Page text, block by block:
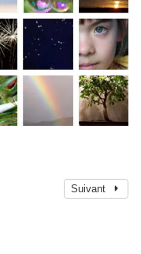
Suivant